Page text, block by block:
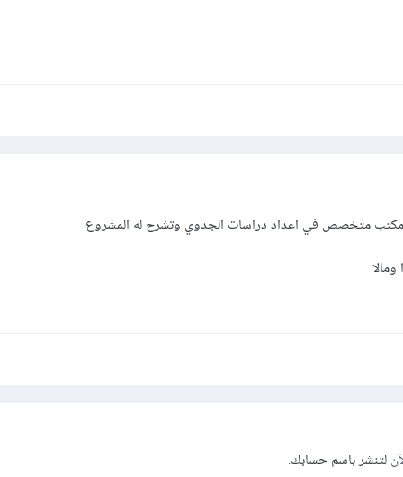
بنود تبدأ بكافة التكاليف سواء تكاليف الانشاء أو التكاليف التشغيلية ،
عدة بنود اهمها خطة التسويق و القنوات التسويقية و دراسة المنافسين و
تكون الخاتمة و التوصيات " استنتاج لما سبق من خلال الدراسة ، و تقدم
المشروع بناءا على ما تقدم .
متخصص في اعداد دراسات الجدوي وتشرح له المشروع
لتنشر باسم حسابك.